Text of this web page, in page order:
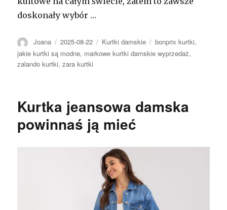
doskonały wybór …
Autor
Joana Opublikowano
2025-08-22 Kategorie
Kurtki damskie Tagi
bonprix kurtki,
jakie kurtki są modne, markowe kurtki damskie wyprzedaż,
zalando kurtki,zara kurtki
Kurtka jeansowa damska
powinnaś ją mieć